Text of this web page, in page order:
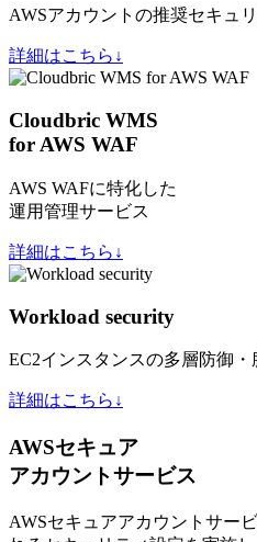
AWSアカウントの推奨セキュ
詳細はこちら↓
Cloudbric WMS
for AWS WAF
AWS WAFに特化した
運用管理サービス
詳細はこちら↓
Workload security
EC2インスタンスの多層防御
詳細はこちら↓
AWSセキュア
アカウントサービス
AWSセキュアアカウントサー